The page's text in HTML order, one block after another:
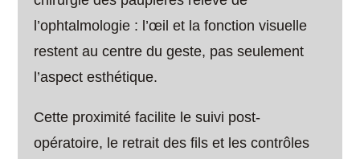
l’ophtalmologie : l’œil et la fonction visuelle
restent au centre du geste, pas seulement
l’aspect esthétique.
Cette proximité facilite le suivi post-
opératoire, le retrait des fils et les contrôles